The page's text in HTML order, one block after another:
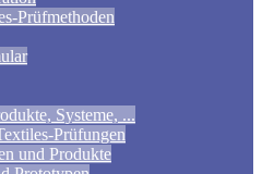
Prüfmethoden
Systeme, ...
Prüfungen
und Produkte